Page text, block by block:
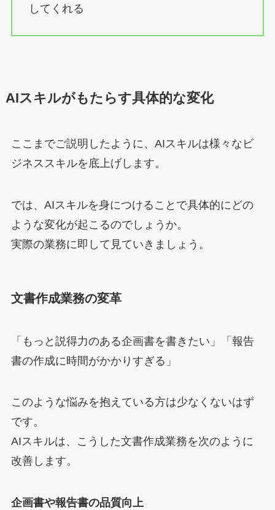
してくれる
AIスキルがもたらす具体的な変化
ここまでご説明したように、AIスキルは様々なビ
ジネススキルを底上げします。
では、AIスキルを身につけることで具体的にどの
ような変化が起こるのでしょうか。
実際の業務に即して見ていきましょう。
文書作成業務の変革
「もっと説得力のある企画書を書きたい」「報告
書の作成に時間がかかりすぎる」
このような悩みを抱えている方は少なくないはず
です。
AIスキルは、こうした文書作成業務を次のように
改善します。
企画書や報告書の品質向上